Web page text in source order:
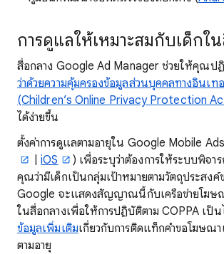
การดูแลให้เหมาะสมกับเด็กใ
สื่อกลาง Google Ad Manager ช่วยให้คุณป
ว่าด้วยความคุ้มครองข้อมูลส่วนบุคคลทางอินเท
(Children’s Online Privacy Protection
ได้ง่ายขึ้น
ตั้งค่าการดูแลตามอายุใน Google Mobile
|iOS
) เพื่อระบุว่าต้องการให้ระบบพิจา
คุณว่ามีเด็กเป็นกลุ่มเป้าหมายตามวัตถุประสงค์
Google จะแสดงสัญญาณนี้กับเครือข่ายโฆษ
ในสื่อกลางเพื่อให้การปฏิบัติตาม COPPA เป็น
ข้อมูลเพิ่มเติมเกี่ยวกับการติดแท็กคำขอโฆษณ
ตามอายุ